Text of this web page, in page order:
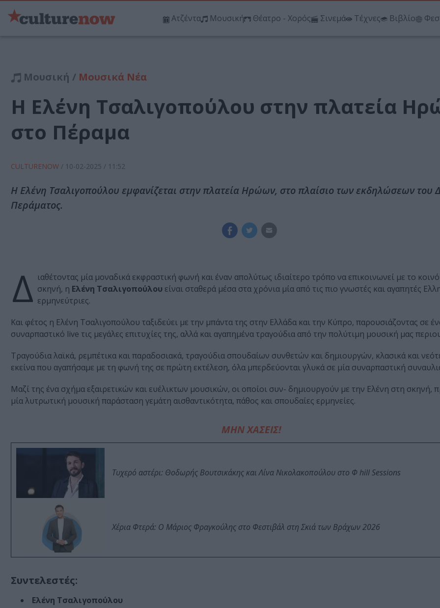
Ατζέντα Μουσική Θέατρο - Χορός Σινεμά Τέχνες Βιβλίο
Μουσική / Μουσικά Νέα
Η Ελένη Τσαλιγοπούλου στην πλατεία
στο Πέραμα
CULTURENOW / 10-02-2025 / 11:52
Η Ελένη Τσαλιγοπούλου εμφανίζεται στην πλατεία Ηρώων, στο πλαίσιο των εκδηλώσεων του
Περάματος.
Δ ιαθέτοντας μία μοναδικά εκφραστική φωνή και έναν απολύτως ιδιαίτερο τρόπο να επικοινωνεί με το
σκηνή, η Ελένη Τσαλιγοπούλου είναι σταθερά μέσα στα χρόνια μία από τις πιο γνωστές και αγαπητές
ερμηνεύτριες.
Και φέτος η Ελένη Τσαλιγοπούλου ταξιδεύει με την μπάντα της στην Ελλάδα και την Κύπρο, παρουσιάζοντας σε
συναρπαστικό live τις μεγάλες επιτυχίες της, αλλά και αγαπημένα τραγούδια από την πολύτιμη μουσική μας
Τραγούδια λαϊκά, ρεμπέτικα και παραδοσιακά, τραγούδια σπουδαίων συνθετών και δημιουργών, κλασικά και
εκείνα που αγαπήσαμε με τη φωνή της σε πρώτη εκτέλεση, όλα μπερδεύονται γλυκά σε μία συναρπαστική
Μαζί της ένα σχήμα εξαιρετικών και ευέλικτων μουσικών, οι οποίοι συν- δημιουργούν με την Ελένη στη σκηνή,
μία λυτρωτική μουσική παράσταση γεμάτη αισθαντικότητα, πάθος και σπουδαίες ερμηνείες.
ΜΗΝ ΧΑΣΕΙΣ!
Τυχερό αστέρι: Θοδωρής Βουτσικάκης και Λίνα Νικολακοπούλου στο Φ hill Sessions
Χέρια Φτερά: Ο Μάριος Φραγκούλης στο Φεστιβάλ στη Σκιά των Βράχων 2026
Συντελεστές:
Ελένη Τσαλιγοπούλου